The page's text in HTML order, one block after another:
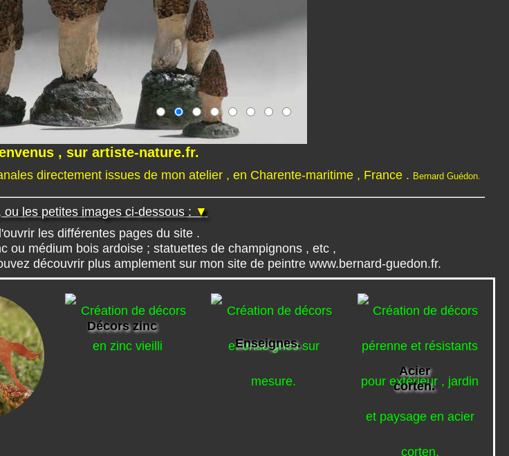
, sur artiste-nature.fr.
directement issues de mon atelier , en Charente-maritime , France . Bernard Guédon.
ou les petites images ci-dessous : ▼
les différentes pages du site .
ou médium bois ardoise ; statuettes de champignons , etc ,
découvrir plus amplement sur mon site de peintre www.bernard-guedon.fr.
Décors zinc
Enseignes.
Acier
corten.